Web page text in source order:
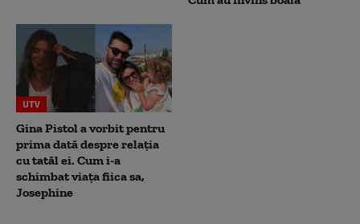
UTV
Gina Pistol a vorbit pentru
prima dată despre relația
cu tatăl ei. Cum i-a
schimbat viața fiica sa,
Josephine